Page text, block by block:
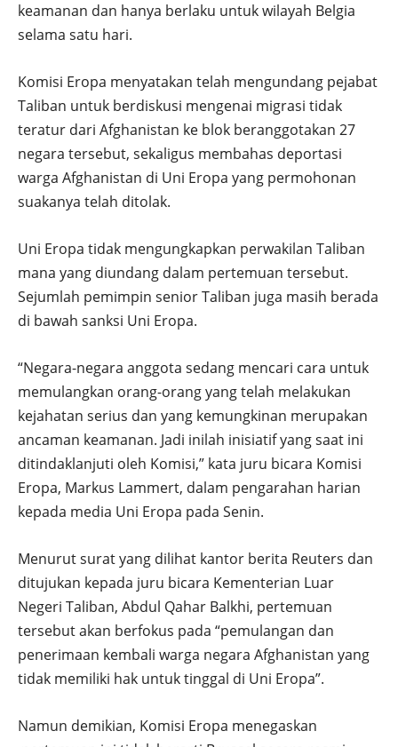
keamanan dan hanya berlaku untuk wilayah Belgia
selama satu hari.
Komisi Eropa menyatakan telah mengundang pejabat
Taliban untuk berdiskusi mengenai migrasi tidak
teratur dari Afghanistan ke blok beranggotakan 27
negara tersebut, sekaligus membahas deportasi
warga Afghanistan di Uni Eropa yang permohonan
suakanya telah ditolak.
Uni Eropa tidak mengungkapkan perwakilan Taliban
mana yang diundang dalam pertemuan tersebut.
Sejumlah pemimpin senior Taliban juga masih berada
di bawah sanksi Uni Eropa.
“Negara-negara anggota sedang mencari cara untuk
memulangkan orang-orang yang telah melakukan
kejahatan serius dan yang kemungkinan merupakan
ancaman keamanan. Jadi inilah inisiatif yang saat ini
ditindaklanjuti oleh Komisi,” kata juru bicara Komisi
Eropa, Markus Lammert, dalam pengarahan harian
kepada media Uni Eropa pada Senin.
Menurut surat yang dilihat kantor berita Reuters dan
ditujukan kepada juru bicara Kementerian Luar
Negeri Taliban, Abdul Qahar Balkhi, pertemuan
tersebut akan berfokus pada “pemulangan dan
penerimaan kembali warga negara Afghanistan yang
tidak memiliki hak untuk tinggal di Uni Eropa”.
Namun demikian, Komisi Eropa menegaskan